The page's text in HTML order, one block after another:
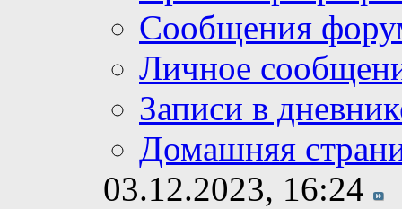
Сообщения
Личное
Записи в
Домашняя
03.12.2023, 16:24